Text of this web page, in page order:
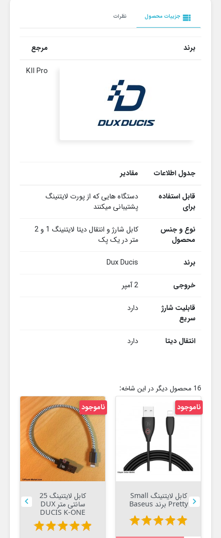
view_list جزییات محصول نظرات
برند مرجع
KII Pro
جدول اطلاعات مقادیر
قابل استفاده
برای
دستگاه هایی که از پورت لایتنینگ
پشتیبانی میکنند
نوع و جنس
محصول
کابل شارژ و انتقال دیتا لایتنینگ 1 و 2
متر در یک پک
برند
Dux Ducis
خروجی
2 آمپر
قابلیت شارژ
سریع
دارد
انتقال دیتا دارد
16 محصول دیگر در این شاخه:

کابل لایتنینگ Small
Pretty برند Baseus
star
star
star
star
star
ناموجود
کابل لایتنینگ 25
سانتی متر DUX
DUCIS K-ONE
star
star
star
star
star
ناموجود
